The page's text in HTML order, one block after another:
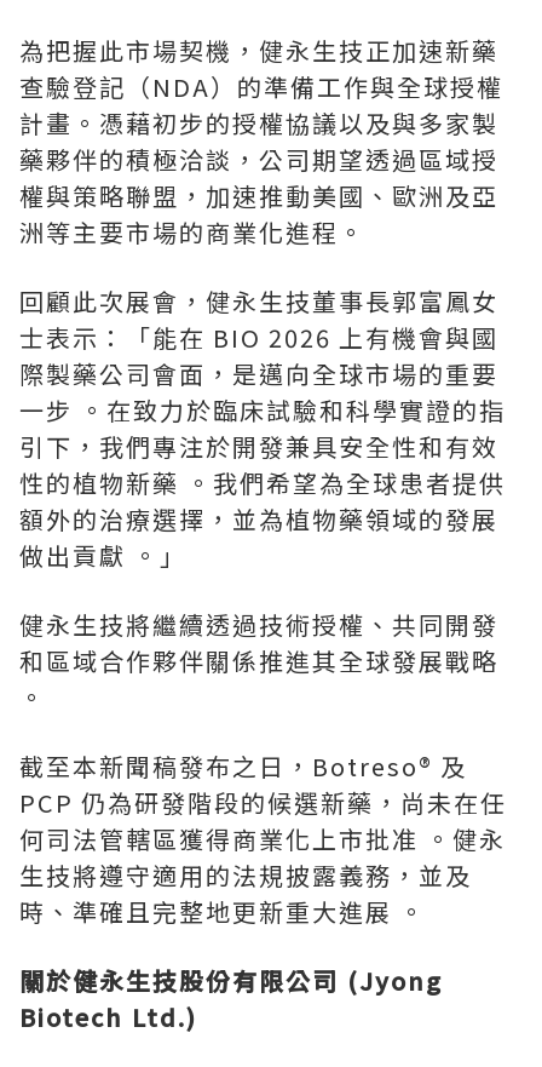
為把握此市場契機，健永生技正加速新藥
查驗登記（NDA）的準備工作與全球授權
計畫。憑藉初步的授權協議以及與多家製
藥夥伴的積極洽談，公司期望透過區域授
權與策略聯盟，加速推動美國、歐洲及亞
洲等主要市場的商業化進程。
回顧此次展會，健永生技董事長郭富鳳女
士表示：「能在 BIO 2026 上有機會與國
際製藥公司會面，是邁向全球市場的重要
一步 。在致力於臨床試驗和科學實證的指
引下，我們專注於開發兼具安全性和有效
性的植物新藥 。我們希望為全球患者提供
額外的治療選擇，並為植物藥領域的發展
做出貢獻 。」
健永生技將繼續透過技術授權、共同開發
和區域合作夥伴關係推進其全球發展戰略
。
截至本新聞稿發布之日，Botreso® 及
PCP 仍為研發階段的候選新藥，尚未在任
何司法管轄區獲得商業化上市批准 。健永
生技將遵守適用的法規披露義務，並及
時、準確且完整地更新重大進展 。
關於健永生技股份有限公司 (Jyong
Biotech Ltd.)